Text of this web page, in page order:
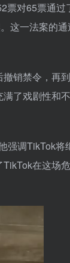
票对65票通过
这一法案的通
销禁令，再
了戏剧性和不
调TikTok将
在这场